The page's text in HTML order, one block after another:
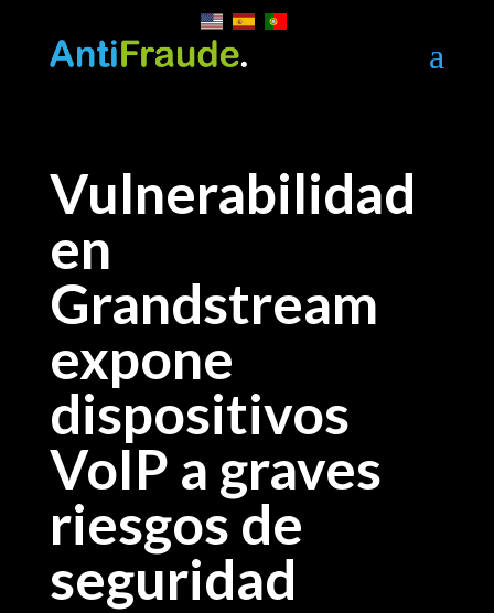
a
Vulnerabilidad
en
Grandstream
expone
dispositivos
VoIP a graves
riesgos de
seguridad